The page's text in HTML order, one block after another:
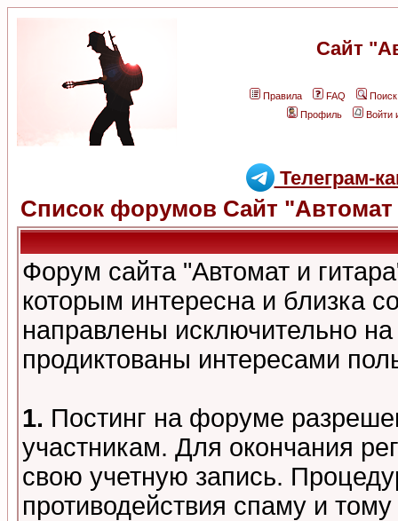
Сайт
Правила FAQ
Поиск
Профиль
Войти
Телеграм-
Список форумов Сайт "Автомат
Форум сайта "Автомат и
которым интересна и близка
направлены исключительно
продиктованы интересами
1. Постинг на форуме
участникам. Для окончания
свою учетную запись.
противодействия спаму и